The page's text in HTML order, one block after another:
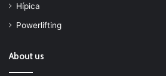
Hípica
Powerlifting
About us